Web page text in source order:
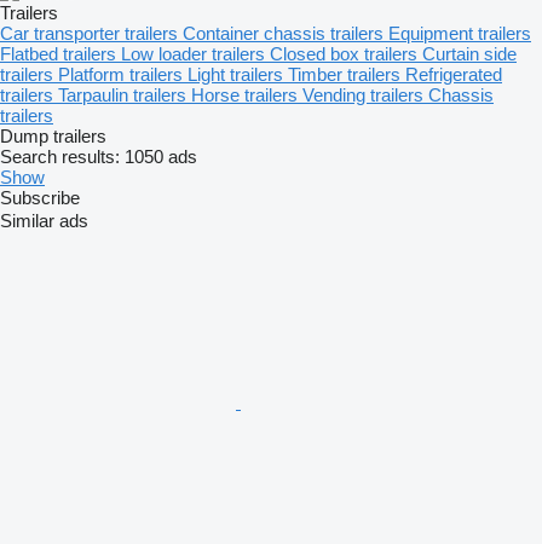
Trailers
Car transporter trailers Container chassis trailers Equipment trailers
Flatbed trailers Low loader trailers Closed box trailers Curtain side
trailers Platform trailers Light trailers Timber trailers Refrigerated
trailers Tarpaulin trailers Horse trailers Vending trailers Chassis
trailers
Dump trailers
Search results: 1050 ads
Show
Subscribe
Similar ads